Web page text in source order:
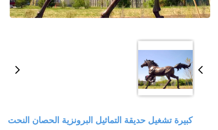
كبيرة تشغيل حديقة التماثيل البرونزية الحصان النحت